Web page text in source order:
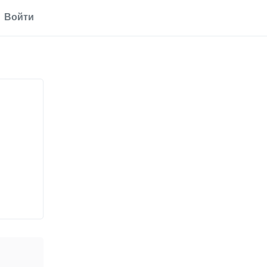
Войти